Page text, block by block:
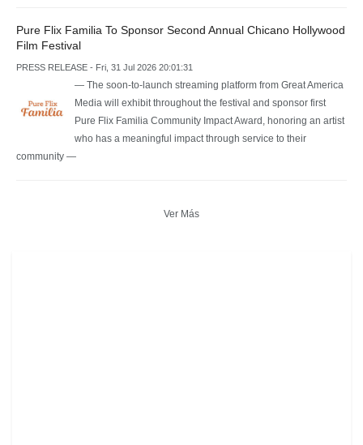
Pure Flix Familia To Sponsor Second Annual Chicano Hollywood
Film Festival
PRESS RELEASE - Fri, 31 Jul 2026 20:01:31
— The soon-to-launch streaming platform from Great America
Media will exhibit throughout the festival and sponsor first
Pure Flix Familia Community Impact Award, honoring an artist
who has a meaningful impact through service to their
community —
Ver Más